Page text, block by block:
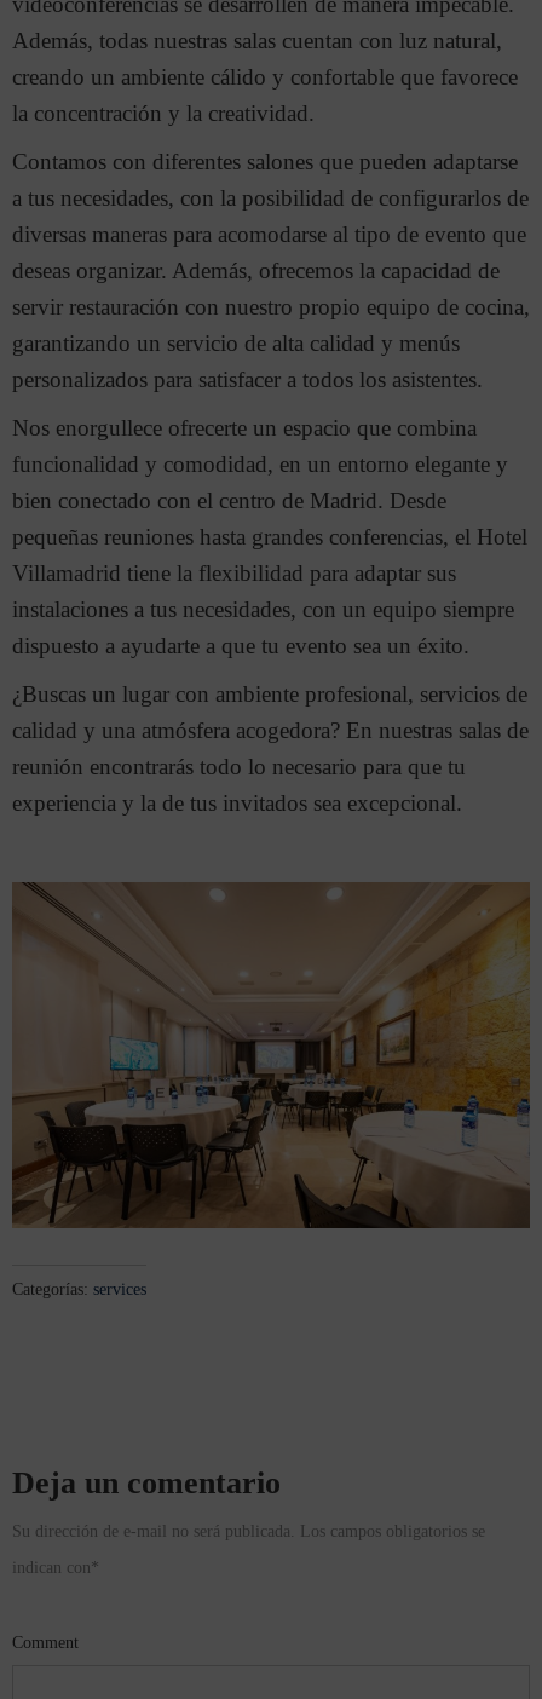
Además, todas nuestras salas cuentan con luz natural,
creando un ambiente cálido y confortable que favorece
la concentración y la creatividad.
Contamos con diferentes salones que pueden adaptarse
a tus necesidades, con la posibilidad de configurarlos de
diversas maneras para acomodarse al tipo de evento que
deseas organizar. Además, ofrecemos la capacidad de
servir restauración con nuestro propio equipo de cocina,
garantizando un servicio de alta calidad y menús
personalizados para satisfacer a todos los asistentes.
Nos enorgullece ofrecerte un espacio que combina
funcionalidad y comodidad, en un entorno elegante y
bien conectado con el centro de Madrid. Desde
pequeñas reuniones hasta grandes conferencias, el Hotel
Villamadrid tiene la flexibilidad para adaptar sus
instalaciones a tus necesidades, con un equipo siempre
dispuesto a ayudarte a que tu evento sea un éxito.
¿Buscas un lugar con ambiente profesional, servicios de
calidad y una atmósfera acogedora? En nuestras salas de
reunión encontrarás todo lo necesario para que tu
experiencia y la de tus invitados sea excepcional.
Categorías: services
Deja un comentario
Su dirección de e-mail no será publicada. Los campos obligatorios se
indican con*
Comment